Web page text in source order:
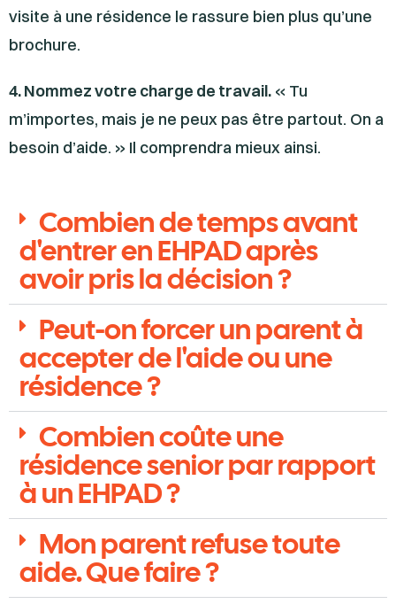
visite à une résidence le rassure bien plus qu’une
brochure.
4. Nommez votre charge de travail. « Tu
m’importes, mais je ne peux pas être partout. On a
besoin d’aide. » Il comprendra mieux ainsi.
Combien de temps avant
d'entrer en EHPAD après
avoir pris la décision ?
Peut-on forcer un parent à
accepter de l'aide ou une
résidence ?
Combien coûte une
résidence senior par rapport
à un EHPAD ?
Mon parent refuse toute
aide. Que faire ?